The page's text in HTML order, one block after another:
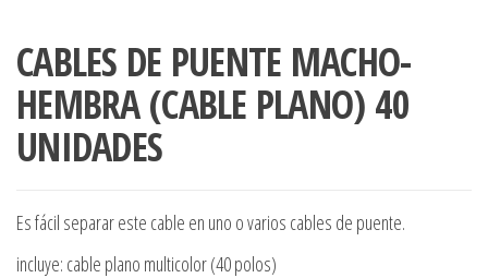
CABLES DE PUENTE MACHO-
HEMBRA (CABLE PLANO) 40
UNIDADES
Es fácil separar este cable en uno o varios cables de puente.
incluye: cable plano multicolor (40 polos)